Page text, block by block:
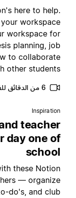
here to
your
your workspace
thesis planning,
how to
with other
6 من الدقائق للفيديو
and
for day one
with these
—
to-do's, and